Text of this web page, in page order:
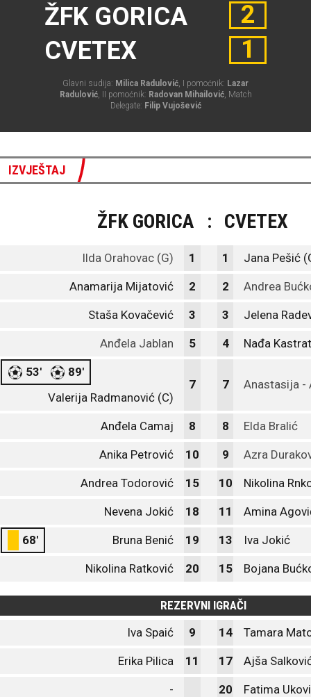
ŽFK GORICA
CVETEX
2
1
Glavni sudija: Milica Radulović, I pomoćnik: Lazar
Radulović, II pomoćnik: Radovan Mihailović, Match
Delegate: Filip Vujošević
IZVJEŠTAJ
ŽFK GORICA : CVETEX
Ilda Orahovac (G) 1 1 Jana Pešić
Anamarija Mijatović 2 2 Andrea
Staša Kovačević 3 3 Jelena
Anđela Jablan 5 4 Nađa
53'
89'
Valerija Radmanović (C)
7 7 Anastasija -
Anđela Camaj 8 8 Elda Bralić
Anika Petrović 10 9 Azra
Andrea Todorović 15 10 Nikolina
Nevena Jokić 18 11 Amina
68' Bruna Benić 19 13 Iva Jokić
Nikolina Ratković 20 15 Bojana
REZERVNI IGRAČI
Iva Spaić
9 14 Tamara
Erika Pilica 11 17 Ajša
- 20 Fatima